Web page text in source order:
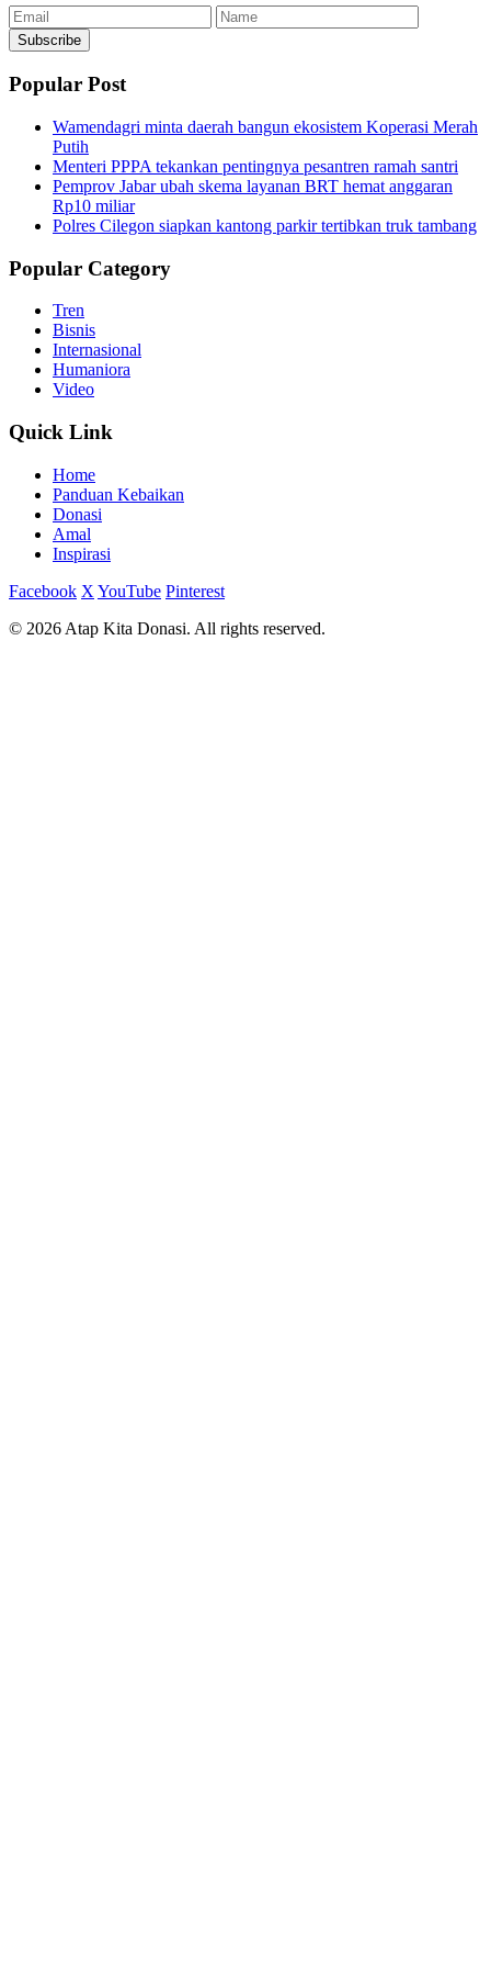
Email Name
Subscribe
Popular Post
Wamendagri minta daerah bangun ekosistem Koperasi Merah
Putih
Menteri PPPA tekankan pentingnya pesantren ramah santri
Pemprov Jabar ubah skema layanan BRT hemat anggaran
Rp10 miliar
Polres Cilegon siapkan kantong parkir tertibkan truk tambang
Popular Category
Tren
Bisnis
Internasional
Humaniora
Video
Quick Link
Home
Panduan Kebaikan
Donasi
Amal
Inspirasi
Facebook X YouTube Pinterest
© 2026 Atap Kita Donasi. All rights reserved.